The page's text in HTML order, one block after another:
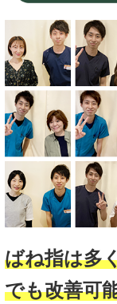
ばね指は多
でも改善可